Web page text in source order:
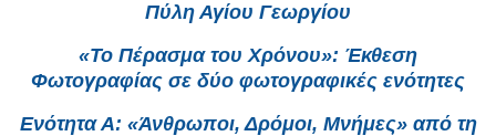
Πύλη Αγίου Γεωργίου
«Το Πέρασμα του Χρόνου»: Έκθεση
Φωτογραφίας σε δύο φωτογραφικές ενότητες
Ενότητα Α: «Άνθρωποι, Δρόμοι, Μνήμες» από τη